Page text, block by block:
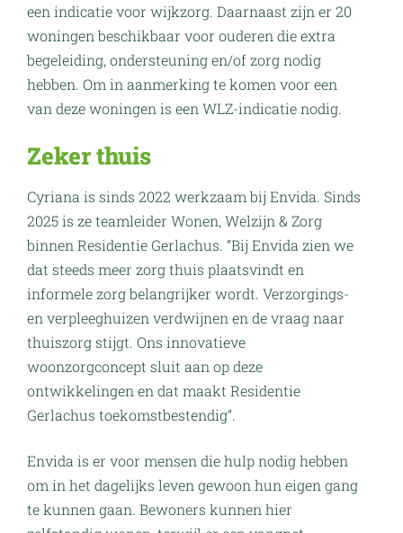
een indicatie voor wijkzorg. Daarnaast zijn er 20
woningen beschikbaar voor ouderen die extra
begeleiding, ondersteuning en/of zorg nodig
hebben. Om in aanmerking te komen voor een
van deze woningen is een WLZ-indicatie nodig.
Zeker thuis
Cyriana is sinds 2022 werkzaam bij Envida. Sinds
2025 is ze teamleider Wonen, Welzijn & Zorg
binnen Residentie Gerlachus. “Bij Envida zien we
dat steeds meer zorg thuis plaatsvindt en
informele zorg belangrijker wordt. Verzorgings-
en verpleeghuizen verdwijnen en de vraag naar
thuiszorg stijgt. Ons innovatieve
woonzorgconcept sluit aan op deze
ontwikkelingen en dat maakt Residentie
Gerlachus toekomstbestendig”.
Envida is er voor mensen die hulp nodig hebben
om in het dagelijks leven gewoon hun eigen gang
te kunnen gaan. Bewoners kunnen hier